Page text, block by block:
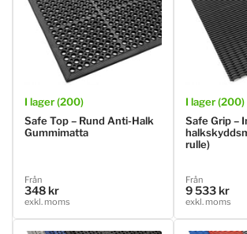
I lager (200)
Safe Top – Rund Anti‑Halk
Gummimatta
Ordinarie
pris
Från
348 kr
exkl. moms
I lager (200)
Safe Grip –
rulle)
Ordinarie
pris
Från
9 533 kr
exkl. moms